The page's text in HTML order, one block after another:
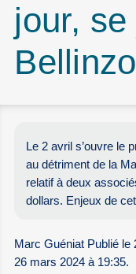
jour,
Le 2 avril s’ouvre le
au détriment de la
relatif à deux
dollars. Enjeux de
Marc Guéniat Publié le
26 mars 2024 à 19:35.